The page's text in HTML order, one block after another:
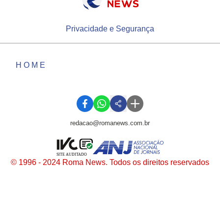
Privacidade e Segurança
HOME
redacao@romanews.com.br
© 1996 - 2024 Roma News. Todos os direitos reservados
SITE AUDITADO